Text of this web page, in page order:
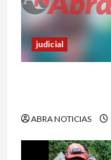
judicial
ABRA NOTICIAS